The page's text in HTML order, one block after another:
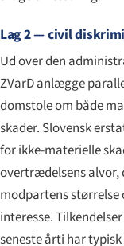
Lag 2 — civil
Ud over den
ZVarD anlægge
domstole om både
skader. Slovensk
for ikke-materielle
overtrædelsens
modpartens størrelse
interesse.
seneste årti har